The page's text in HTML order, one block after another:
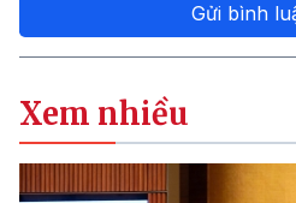
Gửi bình
Xem nhiều